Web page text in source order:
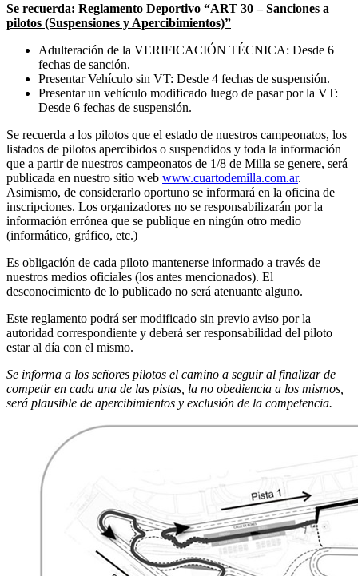
Se recuerda: Reglamento Deportivo “ART 30 – Sanciones a
pilotos (Suspensiones y Apercibimientos)”
Adulteración de la VERIFICACIÓN TÉCNICA: Desde 6
fechas de sanción.
Presentar Vehículo sin VT: Desde 4 fechas de suspensión.
Presentar un vehículo modificado luego de pasar por la VT:
Desde 6 fechas de suspensión.
Se recuerda a los pilotos que el estado de nuestros campeonatos, los
listados de pilotos apercibidos o suspendidos y toda la información
que a partir de nuestros campeonatos de 1/8 de Milla se genere, será
publicada en nuestro sitio web www.cuartodemilla.com.ar.
Asimismo, de considerarlo oportuno se informará en la oficina de
inscripciones. Los organizadores no se responsabilizarán por la
información errónea que se publique en ningún otro medio
(informático, gráfico, etc.)
Es obligación de cada piloto mantenerse informado a través de
nuestros medios oficiales (los antes mencionados). El
desconocimiento de lo publicado no será atenuante alguno.
Este reglamento podrá ser modificado sin previo aviso por la
autoridad correspondiente y deberá ser responsabilidad del piloto
estar al día con el mismo.
Se informa a los señores pilotos el camino a seguir al finalizar de
competir en cada una de las pistas, la no obediencia a los mismos,
será plausible de apercibimientos y exclusión de la competencia.